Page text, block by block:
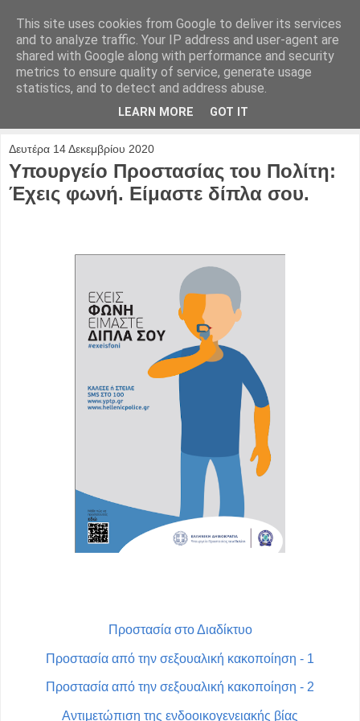
Δευτέρα 14 Δεκεμβρίου 2020
Υπουργείο Προστασίας του Πολίτη:
Έχεις φωνή. Είμαστε δίπλα σου.
Προστασία στο Διαδίκτυο
Προστασία από την σεξουαλική κακοποίηση - 1
Προστασία από την σεξουαλική κακοποίηση - 2
Αντιμετώπιση της ενδοοικογενειακής βίας
This site uses cookies from Google to deliver its services
and to analyze traffic. Your IP address and user-agent are
shared with Google along with performance and security
metrics to ensure quality of service, generate usage
statistics, and to detect and address abuse.
LEARN MORE GOT IT